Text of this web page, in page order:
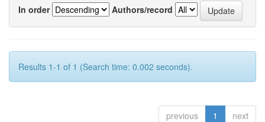
In order
Authors/record
Results 1-1 of 1 (Search time: 0.002 seconds).
previous 1 next